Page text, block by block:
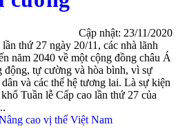
Cập nhật: 23/11/2020
thứ 27 ngày 20/11, các nhà lãnh
năm 2040 về một cộng đồng châu Á
tự cường và hòa bình, vì sự
và các thế hệ tương lai. Là sự kiện
Tuần lễ Cấp cao lần thứ 27 của